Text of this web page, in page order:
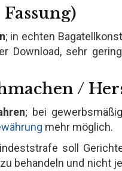
; in echten
Download, sehr
/
; bei
mehr möglich.
soll
behandeln und nicht